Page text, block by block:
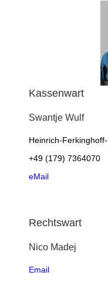
Kassenwart
SwantjeWulf
Heinrich-
+49 (179) 7364070
eMail
Rechtswart
Nico Madej
Email